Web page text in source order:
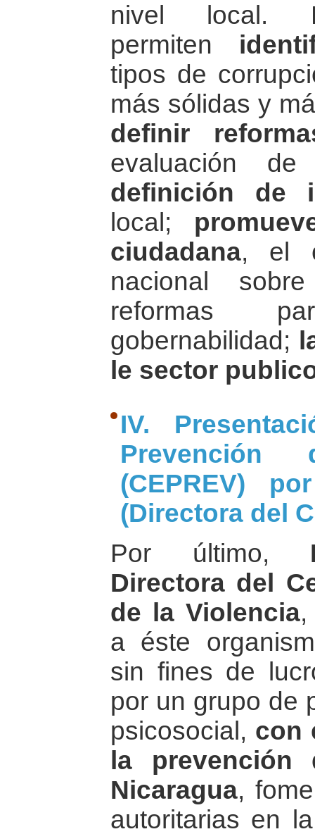
nivel local.
permiten
tipos de
más sólidas y
definir
evaluación
definición de
local;
ciudadana, el
nacional
reformas
gobernabilidad;
le sector
IV.
(CEPREV)
(Directora del
Por último,
Directora del
de la Violencia
a éste
sin fines de
por un grupo de
psicosocial, con
la
Nicaragua,
autoritarias en